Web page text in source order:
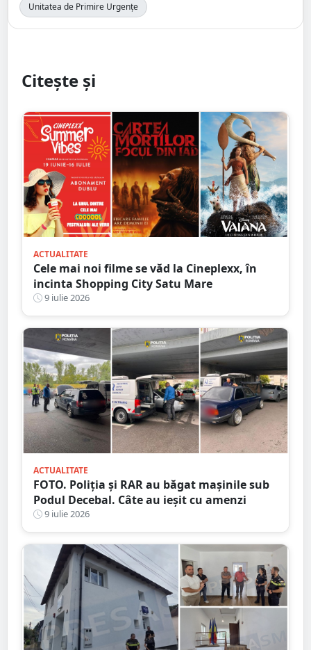
Unitatea de Primire Urgențe
Citește și
ACTUALITATE
Cele mai noi filme se văd la Cineplexx, în
incinta Shopping City Satu Mare
9 iulie 2026
ACTUALITATE
FOTO. Poliția și RAR au băgat mașinile sub
Podul Decebal. Câte au ieșit cu amenzi
9 iulie 2026